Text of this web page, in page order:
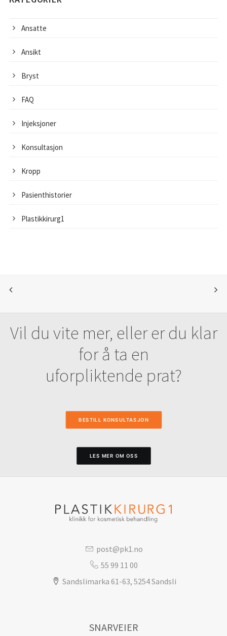
Ansatte
Ansikt
Bryst
FAQ
Injeksjoner
Konsultasjon
Kropp
Pasienthistorier
Plastikkirurg1
Vil du vite mer, eller er du klar
for å ta en
uforpliktende prat?
BESTILL KONSULTASJON
LES MER OM OSS
post@pk1.no
55 99 11 00
Sandslimarka 61-63, 5254 Sandsli
SNARVEIER